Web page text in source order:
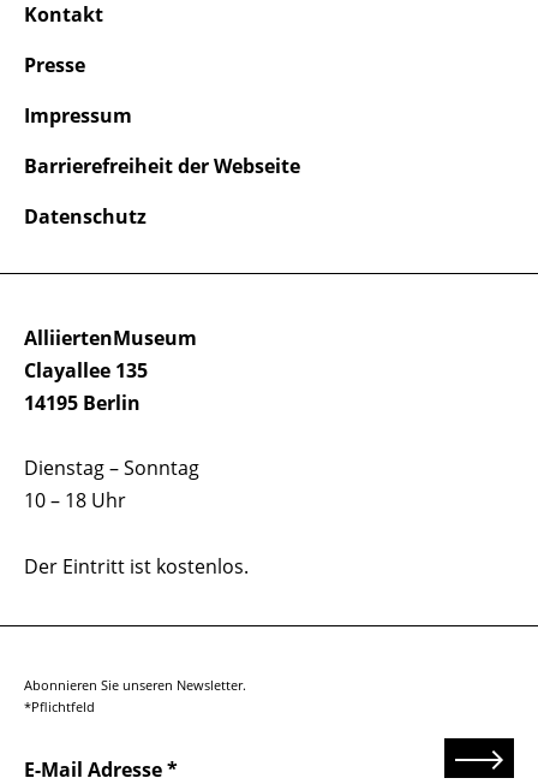
AlliiertenMuseum
Clayallee 135
14195 Berlin
Dienstag – Sonntag
10 – 18 Uhr
Der Eintritt ist kostenlos.
Kontakt
Presse
Impressum
Barrierefreiheit der Webseite
Datenschutz
Abonnieren Sie unseren Newsletter.
*Pflichtfeld
E-Mail Adresse Senden